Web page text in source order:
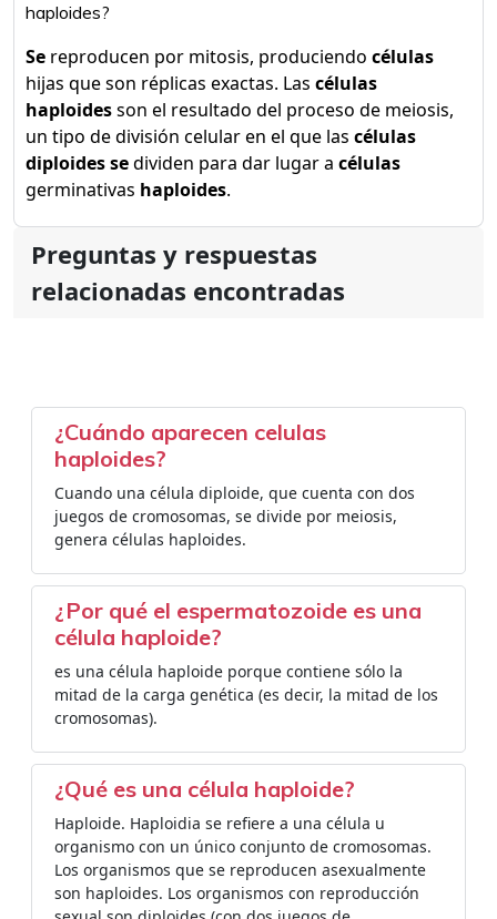
haploides?
Se reproducen por mitosis, produciendo células
hijas que son réplicas exactas. Las células
haploidesson el resultado del proceso de meiosis,
un tipo de división celular en el que las células
diploides sedividen para dar lugar a células
germinativas haploides.
Preguntas y respuestas
relacionadas encontradas
¿Cuándo aparecen celulas
haploides?
Cuando una célula diploide, que cuenta con dos
juegos de cromosomas, se divide por meiosis,
genera células haploides.
¿Por qué el espermatozoide es una
célula haploide?
es una célula haploide porque contiene sólo la
mitad de la carga genética (es decir, la mitad de los
cromosomas).
¿Qué es una célula haploide?
​Haploide. Haploidia se refiere a una célula u
organismo con un único conjunto de cromosomas.
Los organismos que se reproducen asexualmente
son haploides. Los organismos con reproducción